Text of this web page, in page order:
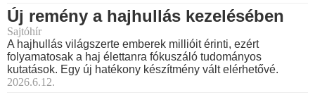
Új remény a hajhullás kezelésében
Sajtóhír
A hajhullás világszerte emberek millióit érinti, ezért
folyamatosak a haj élettanra fókuszáló tudományos
kutatások. Egy új hatékony készítmény vált elérhetővé.
2026.6.12.